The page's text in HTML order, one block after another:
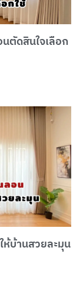
ตัดสินใจเลือก
บ้านสวยละมุน